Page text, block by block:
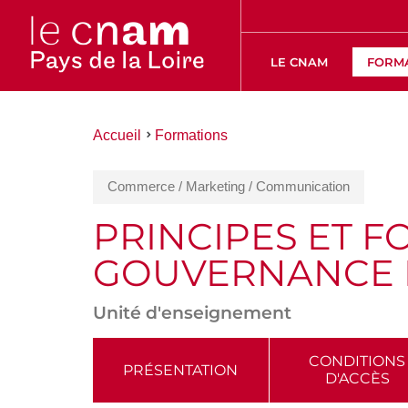
LE CNAM
Vous
Accueil Formations
Commerce / Marketing / Communication
PRINCIPES ET
GOUVERNANCE
Unité d'enseignement
ACCÉDER
PRÉSENTATION
CONDITIONS
D'ACCÈS